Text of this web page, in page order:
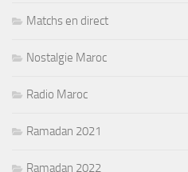
Matchs en direct
Nostalgie Maroc
Radio Maroc
Ramadan 2021
Ramadan 2022